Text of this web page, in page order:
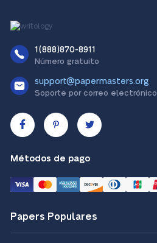
1(888)870-8911
Número gratuito
support@papermasters.org
Soporte por correo electrónico
Métodos de pago
Papers Populares